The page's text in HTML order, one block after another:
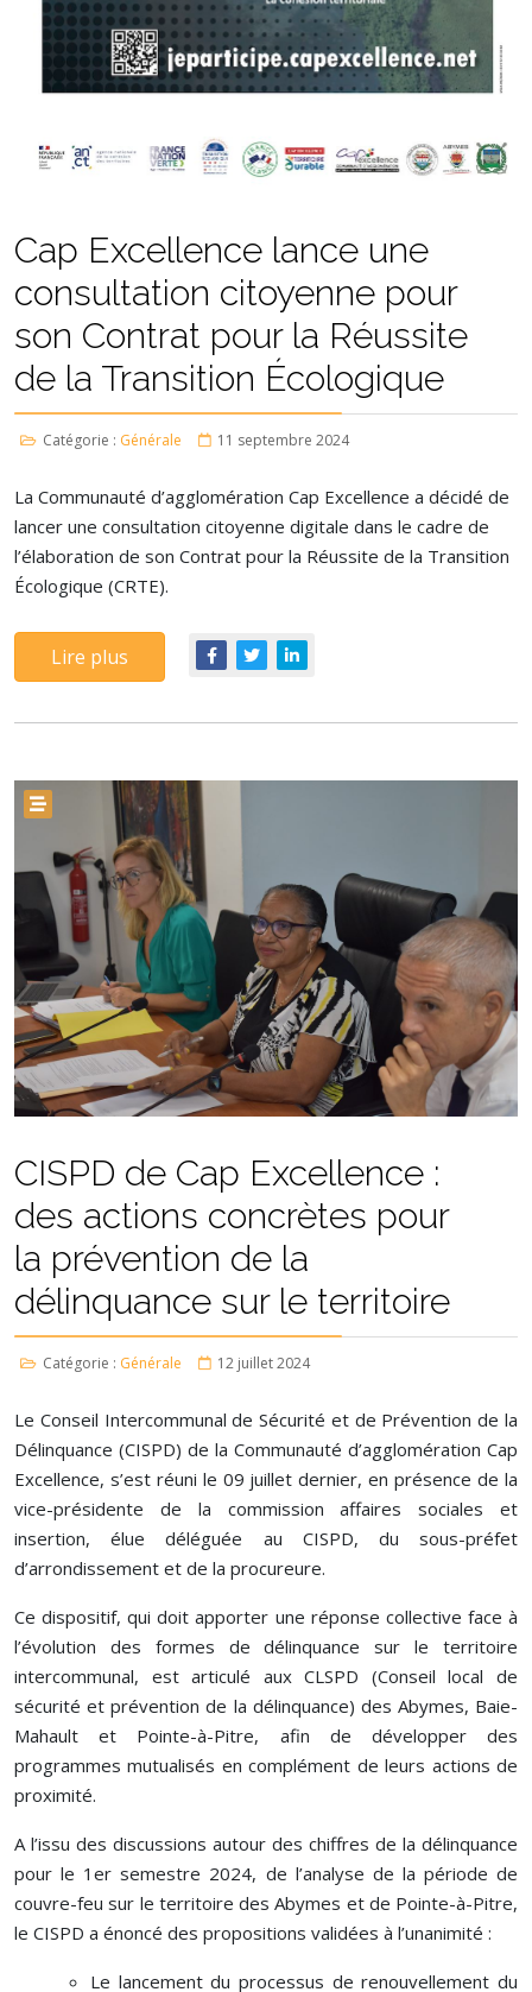
Cap Excellence lance une
consultation citoyenne pour
son Contrat pour la Réussite
de la Transition Écologique
Catégorie : Générale 11 septembre 2024
La Communauté d’agglomération Cap Excellence a décidé de
lancer une consultation citoyenne digitale dans le cadre de
l’élaboration de son Contrat pour la Réussite de la Transition
Écologique (CRTE).
Lire plus
CISPD de Cap Excellence :
des actions concrètes pour
la prévention de la
délinquance sur le territoire
Catégorie : Générale 12 juillet 2024
Le Conseil Intercommunal de Sécurité et de Prévention de la
Délinquance (CISPD) de la Communauté d’agglomération Cap
Excellence, s’est réuni le 09 juillet dernier, en présence de la
vice-présidente de la commission affaires sociales et
insertion, élue déléguée au CISPD, du sous-préfet
d’arrondissement et de la procureure.
Ce dispositif, qui doit apporter une réponse collective face à
l’évolution des formes de délinquance sur le territoire
intercommunal, est articulé aux CLSPD (Conseil local de
sécurité et prévention de la délinquance) des Abymes, Baie-
Mahault et Pointe-à-Pitre, afin de développer des
programmes mutualisés en complément de leurs actions de
proximité.
A l’issu des discussions autour des chiffres de la délinquance
pour le 1er semestre 2024, de l’analyse de la période de
couvre-feu sur le territoire des Abymes et de Pointe-à-Pitre,
le CISPD a énoncé des propositions validées à l’unanimité :
Le lancement du processus de renouvellement du